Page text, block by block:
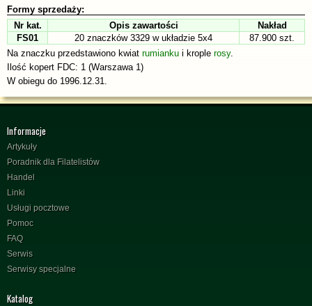
Formy sprzedaży:
Nr kat.
Opis zawartości
Nakład
FS01
20 znaczków 3329 w układzie 5x4
87.900 szt.
Na znaczku przedstawiono kwiat rumianku i krople rosy.
Ilość kopert FDC: 1 (Warszawa 1)
W obiegu do 1996.12.31.
Informacje
Artykuły
Poradnik dla Filatelistów
Handel
Linki
Usługi pocztowe
Pomoc
FAQ
Serwis
Serwisy specjalne
Katalog